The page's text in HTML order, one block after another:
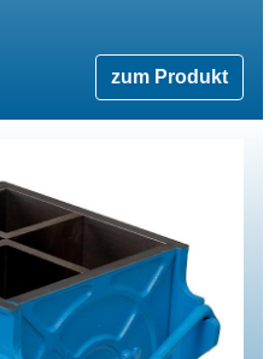
zum Produkt